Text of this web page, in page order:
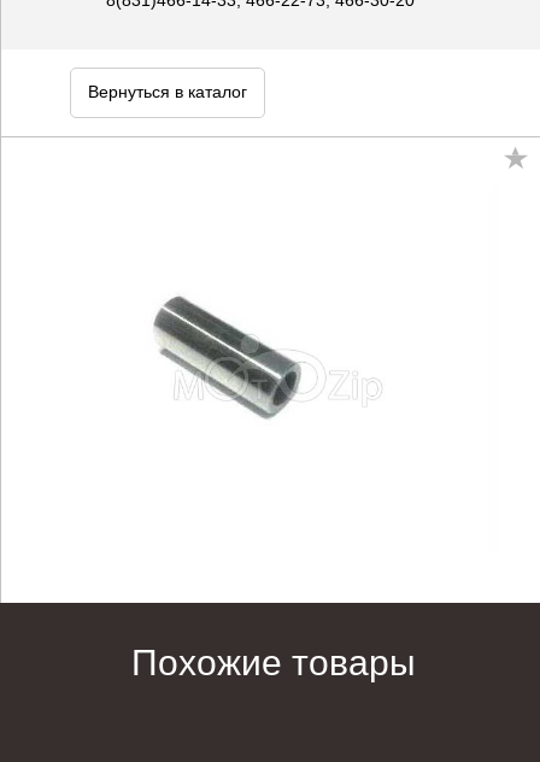
Вернуться в каталог
Похожие товары